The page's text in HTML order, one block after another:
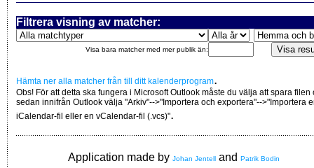
Filtrera visning av matcher:
Visa bara matcher med mer publik än:
Hämta ner alla matcher från till ditt kalenderprogram.
Obs! För att detta ska fungera i Microsoft Outlook måste du välja att spara filen
sedan innifrån Outlook välja "Arkiv"-->"Importera och exportera"-->"Importera
iCalendar-fil eller en vCalendar-fil (.vcs)".
Application made by Johan Jentell and Patrik Bodin